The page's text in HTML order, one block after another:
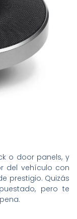
o door panels, y
del vehículo con
prestigio. Quizás
pero te